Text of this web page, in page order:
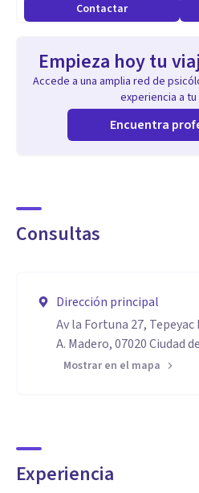
Contactar
Empieza hoy tu
Accede a una amplia red de
experiencia a
Encuentra
Consultas
Dirección principal
Av la Fortuna 27,
A. Madero, 07020 Ciudad
Mostrar en el mapa
Experiencia